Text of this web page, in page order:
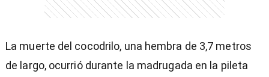
La muerte del cocodrilo, una hembra de 3,7 metros
de largo, ocurrió durante la madrugada en la pileta